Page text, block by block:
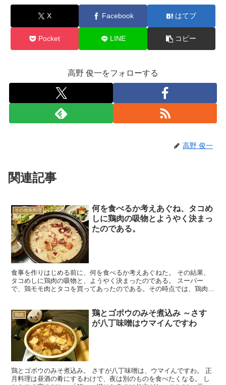
X Facebook はてブ
Pocket LINE コピー
高野 俊一をフォローする
高野 俊一
関連記事
その他魚料理
何を食べるか考えあぐね、タコめ
しに鶏肉の吸物とようやく決まっ
たのである。
食事を作りはじめる前に、何を食べるか考えあぐねた。 その結果、
タコめしに鶏肉の吸物と、ようやく決まったのである。 スーパー
で、鶏モモ肉とタコを買ってあったのである。その時点では、鶏肉は
鶏肉
鶏とゴボウのみそ煮込み ～さす
が八丁味噌はウマイんですわ
鶏とゴボウのみそ煮込み。 さすが八丁味噌は、ウマイんですわ。 正
月料理は昼酒の肴にするわけで、夜は別のものを食べたくなる。 し